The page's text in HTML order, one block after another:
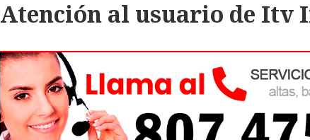
Atención al usuario de Itv